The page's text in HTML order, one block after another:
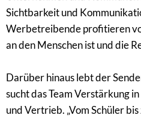
Sichtbarkeit und
Werbetreibende profitieren
an den Menschen ist und die
Darüber hinaus lebt der
sucht das Team Verstärkung
und Vertrieb. „Vom Schüler